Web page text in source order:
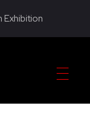
Exhibition